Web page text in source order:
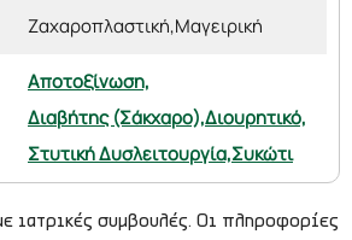
Ζαχαροπλαστική,Μαγειρική
Αποτοξίνωση,
Διαβήτης (Σάκχαρο),Διουρητικό,
Στυτική Δυσλειτουργία,Συκώτι
ιατρικές συμβουλές. Οι πληροφορίες